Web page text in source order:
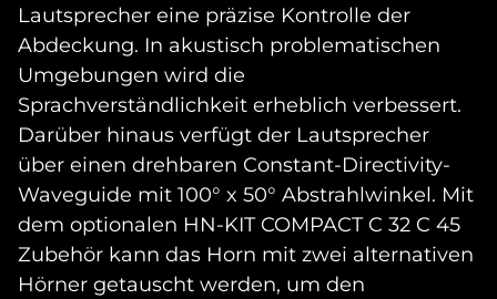
Lautsprecher eine präzise Kontrolle der
Abdeckung. In akustisch problematischen
Umgebungen wird die
Sprachverständlichkeit erheblich verbessert.
Darüber hinaus verfügt der Lautsprecher
über einen drehbaren Constant-Directivity-
Waveguide mit 100° x 50° Abstrahlwinkel. Mit
dem optionalen HN-KIT COMPACT C 32 C 45
Zubehör kann das Horn mit zwei alternativen
Hörner getauscht werden, um den